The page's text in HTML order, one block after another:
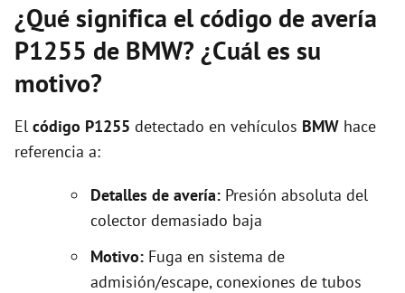
¿Qué significa el código de avería
P1255 de BMW? ¿Cuál es su
motivo?
El código P1255 detectado en vehículos BMW hace
referencia a:
Detalles de avería: Presión absoluta del
colector demasiado baja
Motivo: Fuga en sistema de
admisión/escape, conexiones de tubos